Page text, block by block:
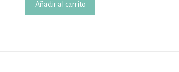
Añadir al carrito